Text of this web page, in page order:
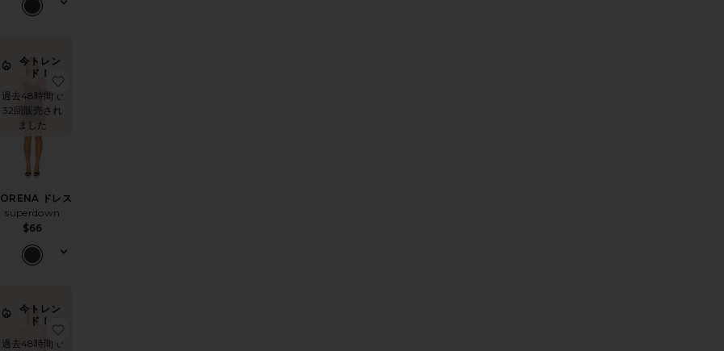
ドレス
に入りJORDAN ミニスリップワンピース
今トレン
ド！
過去48時間で
32回販売され
ました
ドレス
superdown
$66
ニドレス
に入りJOVIE ドレス
今トレン
ド！
過去48時間で